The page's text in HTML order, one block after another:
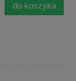
do koszyka